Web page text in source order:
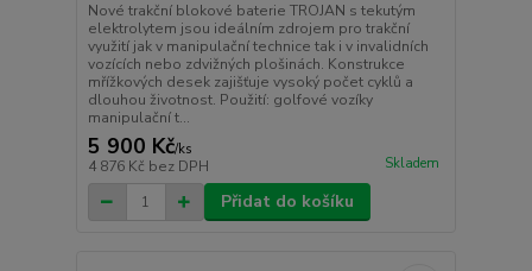
Nové trakční blokové baterie TROJAN s tekutým
elektrolytem jsou ideálním zdrojem pro trakční
využití jak v manipulační technice tak i v invalidních
vozících nebo zdvižných plošinách. Konstrukce
mřížkových desek zajišťuje vysoký počet cyklů a
dlouhou životnost. Použití: golfové vozíky
manipulační t...
5 900 Kč/ks
4 876 Kč bez DPH Skladem
Přidat do košíku